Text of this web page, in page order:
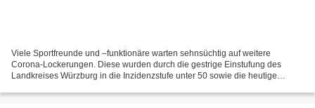
Viele Sportfreunde und –funktionäre warten sehnsüchtig auf weitere
Corona-Lockerungen. Diese wurden durch die gestrige Einstufung des
Landkreises Würzburg in die Inzidenzstufe unter 50 sowie die heutige